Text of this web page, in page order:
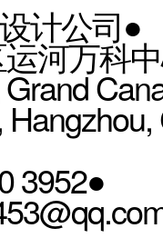
计公司●
河万科
3952●